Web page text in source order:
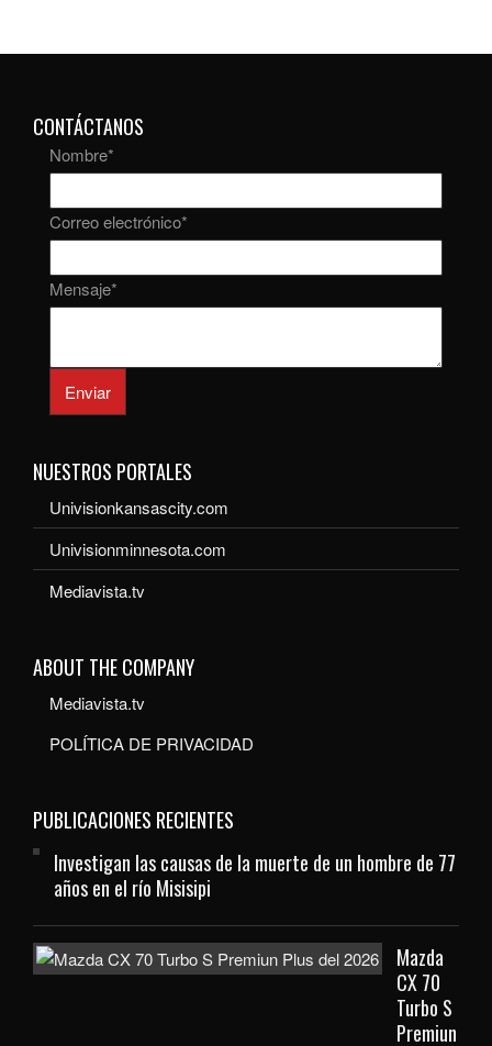
CONTÁCTANOS
Nombre*
Correo electrónico*
Mensaje*
Enviar
NUESTROS PORTALES
Univisionkansascity.com
Univisionminnesota.com
Mediavista.tv
ABOUT THE COMPANY
Mediavista.tv
POLÍTICA DE PRIVACIDAD
PUBLICACIONES RECIENTES
Investigan las causas de la muerte de un hombre de 77
años en el río Misisipi
Mazda
CX 70
Turbo S
Premiun